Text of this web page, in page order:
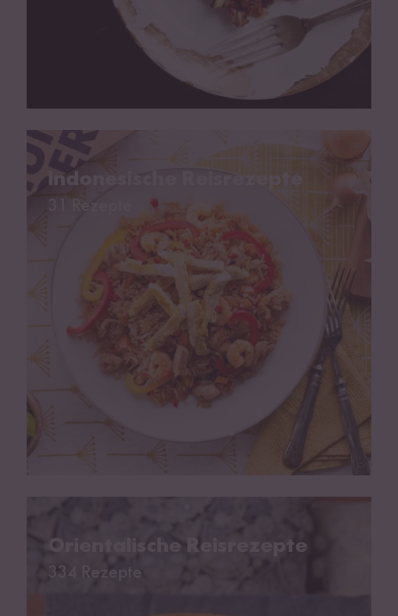
Indonesische Reisrezepte
31 Rezepte
Indonesische Reisrezepte
Orientalische Reisrezepte
334 Rezepte